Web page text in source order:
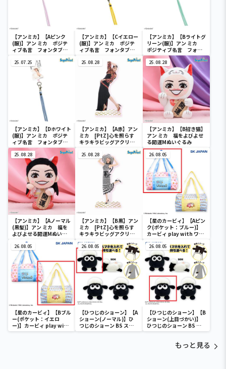
【アンミカ】【Aピンク
(服)】アン ミカ ポジテ
ィブ名言 フォンタブ＆
ショルダーストラップ
（EX）
【アンミカ】【Cイエロー
(服)】アン ミカ ポジテ
ィブ名言 フォンタブ＆
ショルダーストラップ
（EX）
【アンミカ】【Bライトグ
リーン(服)】アン ミカ
ポジティブ名言 フォン
タブ＆ショルダーストラ
ップ（EX）
25.07.25
【アンミカ】【Dホワイト
(服)】アン ミカ ポジテ
ィブ名言 フォンタブ＆
ショルダーストラップ
（EX）
25.08.28
【アンミカ】【A赤】アン
ミカ [PtZ]心を照らす
キラキラビッグアクリル
25.08.28
【アンミカ】【B招き猫】
アン ミカ 福をよびよせ
る開運Mぬいぐるみ
25.08.28
【アンミカ】【Aノーマル
(黒髪)】アン ミカ 福を
よびよせる開運Mぬいぐ
25.08.28
【アンミカ】【B黒】アン
ミカ [PtZ]心を照らす
キラキラビッグアクリル
スタンド
26.08.05
【星のカービィ】【Aピン
ク(ポケット：ブルー)】
カービィ play with ワド
ルディ ボストンバッグ
26.08.05
【星のカービィ】【Bブル
ー(ポケット：イエロ
ー)】カービィ play with
ワドルディ ボストンバッ
26.08.05
【ひつじのショーン】【A
ショーン(ノーマル)】ひ
つじのショーン BS スマ
ホショーンルダー
26.08.05
【ひつじのショーン】【B
ショーン(上目づかい)】
ひつじのショーン BS ス
マホショーンルダー
もっと見る